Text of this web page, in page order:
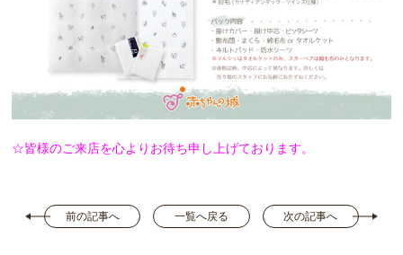
☆皆様のご来店を心よりお待ち申し上げております。
前の記事へ 一覧へ戻る 次の記事へ